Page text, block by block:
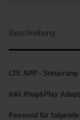
Beschreibung
LTE APP -
inkl. Plug&Play
Passend für